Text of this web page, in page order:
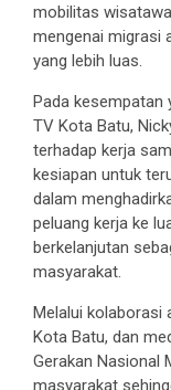
mobilitas
mengenai migrasi
yang lebih luas.
Pada kesempatan
TV Kota Batu,
terhadap kerja
kesiapan untuk
dalam
peluang kerja ke
berkelanjutan
masyarakat.
Melalui kolaborasi
Kota Batu, dan
Gerakan Nasional
masyarakat